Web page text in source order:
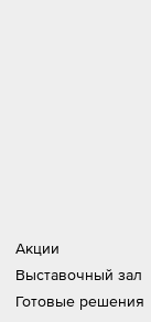
Акции
Выставочный зал
Готовые решения